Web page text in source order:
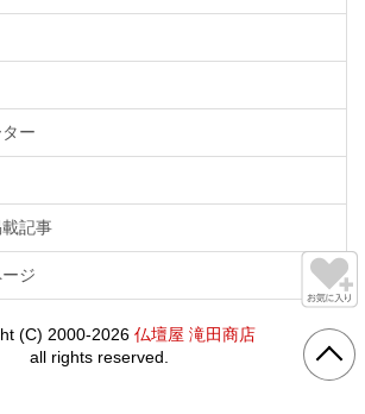
ー
記事
ジ
(C) 2000-2026 仏壇屋 滝田商店
all rights reserved.